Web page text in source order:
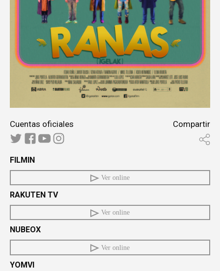
Cuentas oficiales Compartir
FILMIN
Ver online
RAKUTEN TV
Ver online
NUBEOX
Ver online
YOMVI